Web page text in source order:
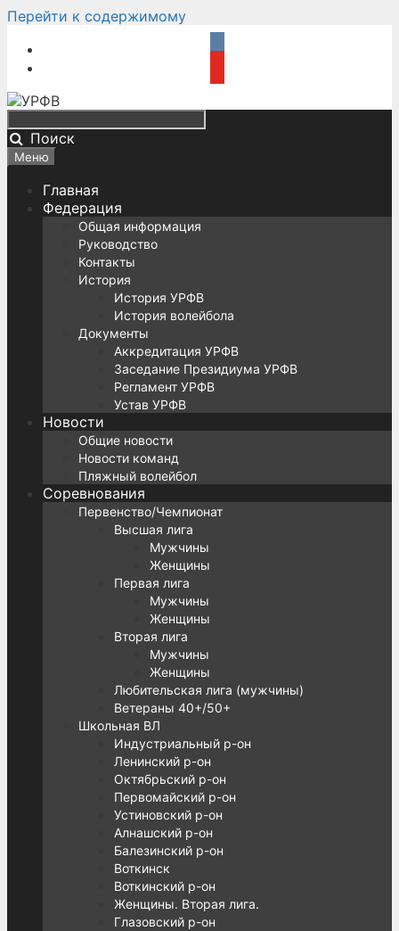
Перейти к содержимому
Поиск
Меню
Главная
Федерация
Общая информация
Руководство
Контакты
История
История УРФВ
История волейбола
Документы
Аккредитация УРФВ
Заседание Президиума УРФВ
Регламент УРФВ
Устав УРФВ
Новости
Общие новости
Новости команд
Пляжный волейбол
Соревнования
Первенство/Чемпионат
Высшая лига
Мужчины
Женщины
Первая лига
Мужчины
Женщины
Вторая лига
Мужчины
Женщины
Любительская лига (мужчины)
Ветераны 40+/50+
Школьная ВЛ
Индустриальный р-он
Ленинский р-он
Октябрьский р-он
Первомайский р-он
Устиновский р-он
Алнашский р-он
Балезинский р-он
Воткинск
Воткинский р-он
Женщины. Вторая лига.
Глазовский р-он